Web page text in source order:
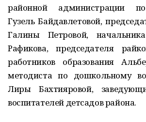
районной администрации
Гузель Байдавлетовой,
Галины Петровой,
Рафикова, председателя
работников образования
методиста по дошкольному
Лиры Бахтияровой,
воспитателей детсадов района.